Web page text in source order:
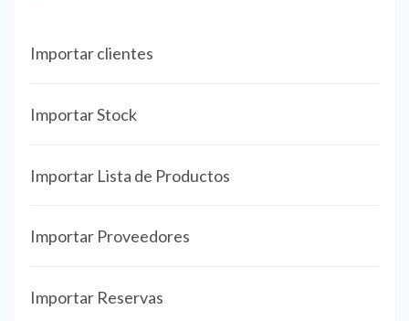
Importar clientes
Importar Stock
Importar Lista de Productos
Importar Proveedores
Importar Reservas